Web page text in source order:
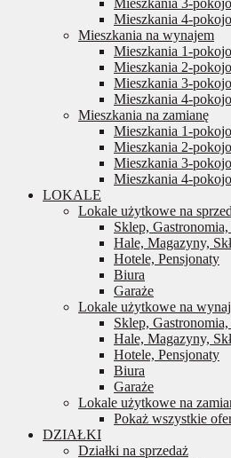
Mieszkania 3-
Mieszkania 4-
Mieszkania na wynajem
Mieszkania 1-
Mieszkania 2-
Mieszkania 3-
Mieszkania 4-
Mieszkania na zamianę
Mieszkania 1-
Mieszkania 2-
Mieszkania 3-
Mieszkania 4-
LOKALE
Lokale użytkowe na
Sklep, Gastronomia,
Hale, Magazyny,
Hotele, Pensjonaty
Biura
Garaże
Lokale użytkowe na
Sklep, Gastronomia,
Hale, Magazyny,
Hotele, Pensjonaty
Biura
Garaże
Lokale użytkowe na
Pokaż wszystkie
DZIAŁKI
Działki na sprzedaż